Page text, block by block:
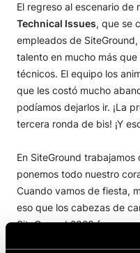
El regreso al escenario de
Technical Issues, que se
empleados de
talento en mucho más
técnicos. El equipo los
que les costó mucho
podíamos dejarlos ir. ¡La
tercera ronda de bis! ¡Y
En SiteGround
ponemos todo nuestro
Cuando vamos de fiesta,
eso que los cabezas de
SiteGround 2023 fueron… ¡